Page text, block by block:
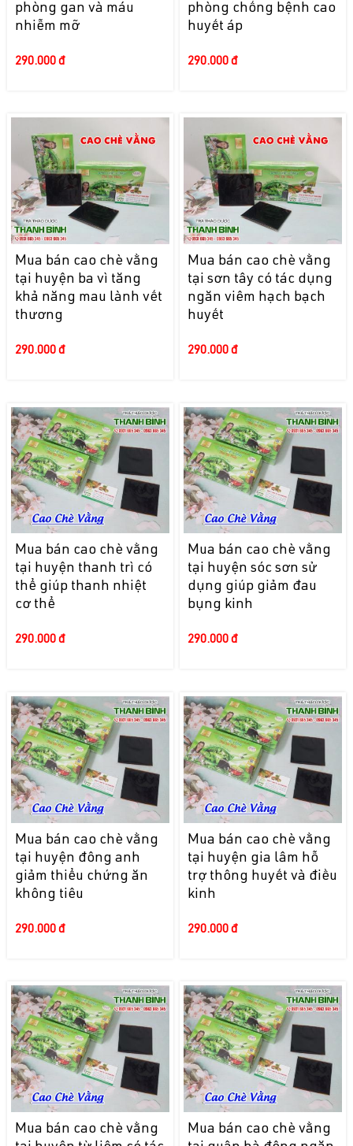
phòng gan và máu
nhiễm mỡ
290.000 đ
phòng chống bệnh cao
huyết áp
290.000 đ
Mua bán cao chè vằng
tại huyện ba vì tăng
khả năng mau lành vết
thương
290.000 đ
Mua bán cao chè vằng
tại sơn tây có tác dụng
ngăn viêm hạch bạch
huyết
290.000 đ
Mua bán cao chè vằng
tại huyện thanh trì có
thể giúp thanh nhiệt
cơ thể
290.000 đ
Mua bán cao chè vằng
tại huyện sóc sơn sử
dụng giúp giảm đau
bụng kinh
290.000 đ
Mua bán cao chè vằng
tại huyện đông anh
giảm thiểu chứng ăn
không tiêu
290.000 đ
Mua bán cao chè vằng
tại huyện gia lâm hỗ
trợ thông huyết và điều
kinh
290.000 đ
Mua bán cao chè vằng
Mua bán cao chè vằng